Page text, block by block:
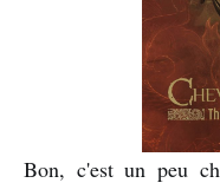
Bon, c'est un peu